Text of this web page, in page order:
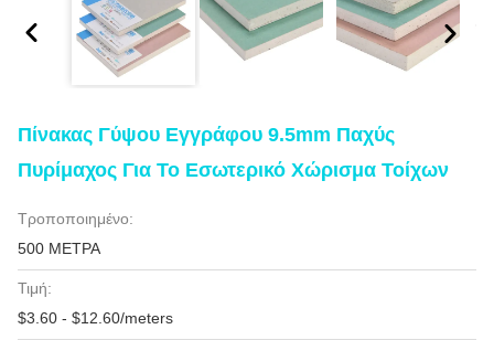
Πίνακας Γύψου Εγγράφου 9.5mm Παχύς
Πυρίμαχος Για Το Εσωτερικό Χώρισμα Τοίχων
Τροποποιημένο:
500 ΜΕΤΡΑ
Τιμή:
$3.60 - $12.60/meters